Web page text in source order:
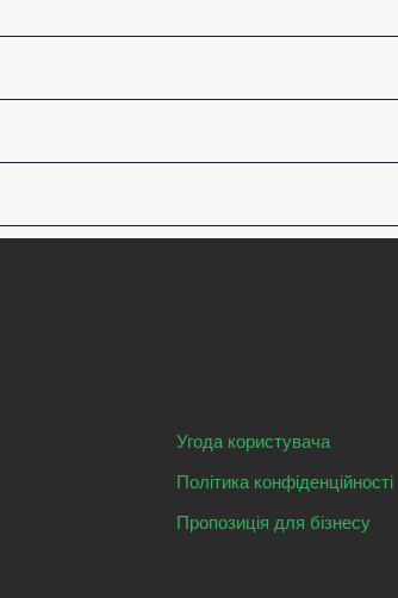
Угода користувача
Політика конфіденційності
Пропозиція для бізнесу